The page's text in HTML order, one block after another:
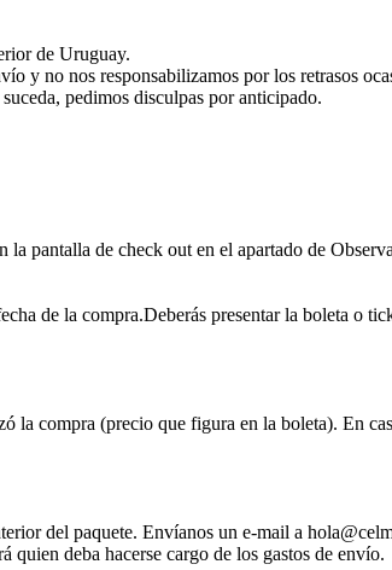
de Uruguay.
y no nos responsabilizamos por los retrasos
pedimos disculpas por anticipado.
pantalla de check out en el apartado de
de la compra.Deberás presentar la boleta o
compra (precio que figura en la boleta). En
del paquete. Envíanos un e-mail a
deba hacerse cargo de los gastos de envío.